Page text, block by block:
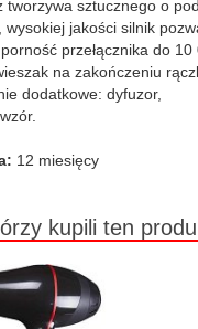
tworzywa sztucznego o
wysokiej jakości silnik
przełącznika do 10
na zakończeniu
dodatkowe: dyfuzor,
12 miesięcy
kupili ten